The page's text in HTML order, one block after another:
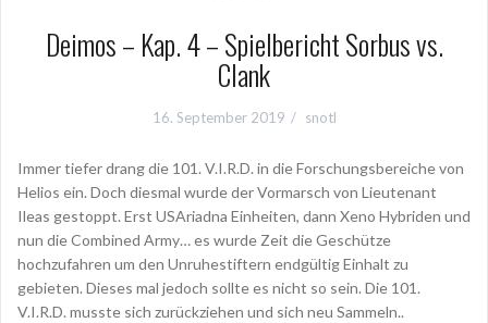
Deimos – Kap. 4 – Spielbericht Sorbus vs.
Clank
16. September 2019 snotl
Immer tiefer drang die 101. V.I.R.D. in die Forschungsbereiche von
Helios ein. Doch diesmal wurde der Vormarsch von Lieutenant
Ileas gestoppt. Erst USAriadna Einheiten, dann Xeno Hybriden und
nun die Combined Army… es wurde Zeit die Geschütze
hochzufahren um den Unruhestiftern endgültig Einhalt zu
gebieten. Dieses mal jedoch sollte es nicht so sein. Die 101.
V.I.R.D. musste sich zurückziehen und sich neu Sammeln..